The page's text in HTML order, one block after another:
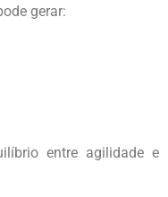
gerar:
entre agilidade e